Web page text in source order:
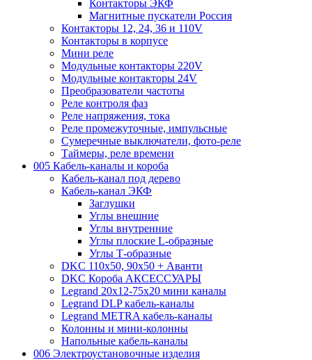
Контакторы ЭКФ
Магнитные пускатели Россия
Контакторы 12, 24, 36 и 110V
Контакторы в корпусе
Мини реле
Модульные контакторы 220V
Модульные контакторы 24V
Преобразователи частоты
Реле контроля фаз
Реле напряжения, тока
Реле промежуточные, импульсные
Сумеречные выключатели, фото-реле
Таймеры, реле времени
005 Кабель-каналы и короба
Кабель-канал под дерево
Кабель-канал ЭКФ
Заглушки
Углы внешние
Углы внутренние
Углы плоские L-образные
Углы Т-образные
DKC 110х50, 90х50 + Аванти
DKC Короба АКСЕССУАРЫ
Legrand 20х12-75х20 мини каналы
Legrand DLP кабель-каналы
Legrand METRA кабель-каналы
Колонны и мини-колонны
Напольные кабель-каналы
006 Электроустановочные изделия